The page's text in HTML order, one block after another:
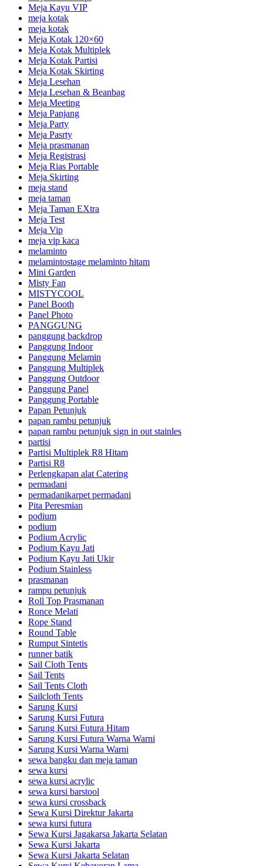
Meja Kayu VIP
meja kotak
meja kotak
Meja Kotak 120×60
Meja Kotak Multiplek
Meja Kotak Partisi
Meja Kotak Skirting
Meja Lesehan
Meja Lesehan & Beanbag
Meja Meeting
Meja Panjang
Meja Party
Meja Pasrty
Meja prasmanan
Meja Registrasi
Meja Rias Portable
Meja Skirting
meja stand
meja taman
Meja Taman EXtra
Meja Test
Meja Vip
meja vip kaca
melaminto
melamintostage melaminto hitam
Mini Garden
Misty Fan
MISTYCOOL
Panel Booth
Panel Photo
PANGGUNG
panggung backdrop
Panggung Indoor
Panggung Melamin
Panggung Multiplek
Panggung Outdoor
Panggung Panel
Panggung Portable
Papan Petunjuk
papan rambu petunjuk
papan rambu petunjuk sign in out stainles
partisi
Partisi Multiplek R8 Hitam
Partisi R8
Perlengkapan alat Catering
permadani
permadanikarpet permadani
Pita Peresmian
podium
podium
Podium Acrylic
Podium Kayu Jati
Podium Kayu Jati Ukir
Podium Stainless
prasmanan
rampu petunjuk
Roll Top Prasmanan
Ronce Melati
Rope Stand
Round Table
Rumput Sintetis
runner batik
Sail Cloth Tents
Sail Tents
Sail Tents Cloth
Sailcloth Tents
Sarung Kursi
Sarung Kursi Futura
Sarung Kursi Futura Hitam
Sarung Kursi Futura Warna Warni
Sarung Kursi Warna Warni
sewa bangku dan meja taman
sewa kursi
sewa kursi acrylic
sewa kursi barstool
sewa kursi crossback
Sewa Kursi Direktur Jakarta
sewa kursi futura
Sewa Kursi Jagakarsa Jakarta Selatan
Sewa Kursi Jakarta
Sewa Kursi Jakarta Selatan